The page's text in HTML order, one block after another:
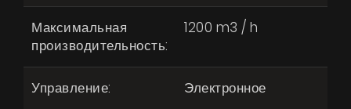
Максимальная
производительность:
1200 m3 / h
Управление: Электронное